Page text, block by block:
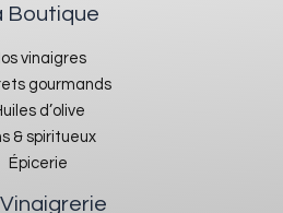
Boutique
vinaigres
gourmands
d’olive
& spiritueux
Épicerie